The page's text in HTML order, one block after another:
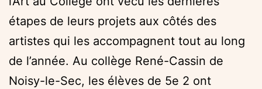
étapes de leurs projets aux côtés des
artistes qui les accompagnent tout au long
de l’année. Au collège René-Cassin de
Noisy-le-Sec, les élèves de 5e 2 ont